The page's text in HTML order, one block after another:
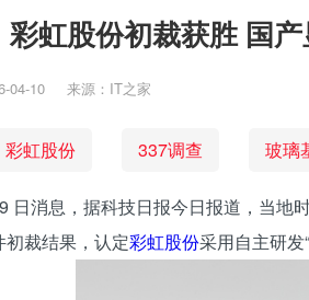
彩虹股份初裁获胜 国
04-10 来源：IT之家
彩虹股份 337调查 玻璃
日消息，据科技日报今日报道，当地
初裁结果，认定彩虹股份采用自主研发